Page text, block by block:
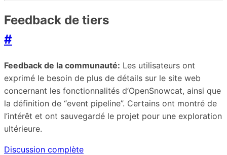
Feedback de tiers
#
Feedback de la communauté: Les utilisateurs ont
exprimé le besoin de plus de détails sur le site web
concernant les fonctionnalités d’OpenSnowcat, ainsi que
la définition de “event pipeline”. Certains ont montré de
l’intérêt et ont sauvegardé le projet pour une exploration
ultérieure.
Discussion complète